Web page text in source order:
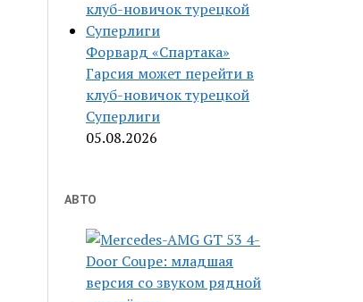
Форвард «Спартака»
Гарсия может перейти в
клуб-новичок турецкой
Суперлиги
05.08.2026
АВТО